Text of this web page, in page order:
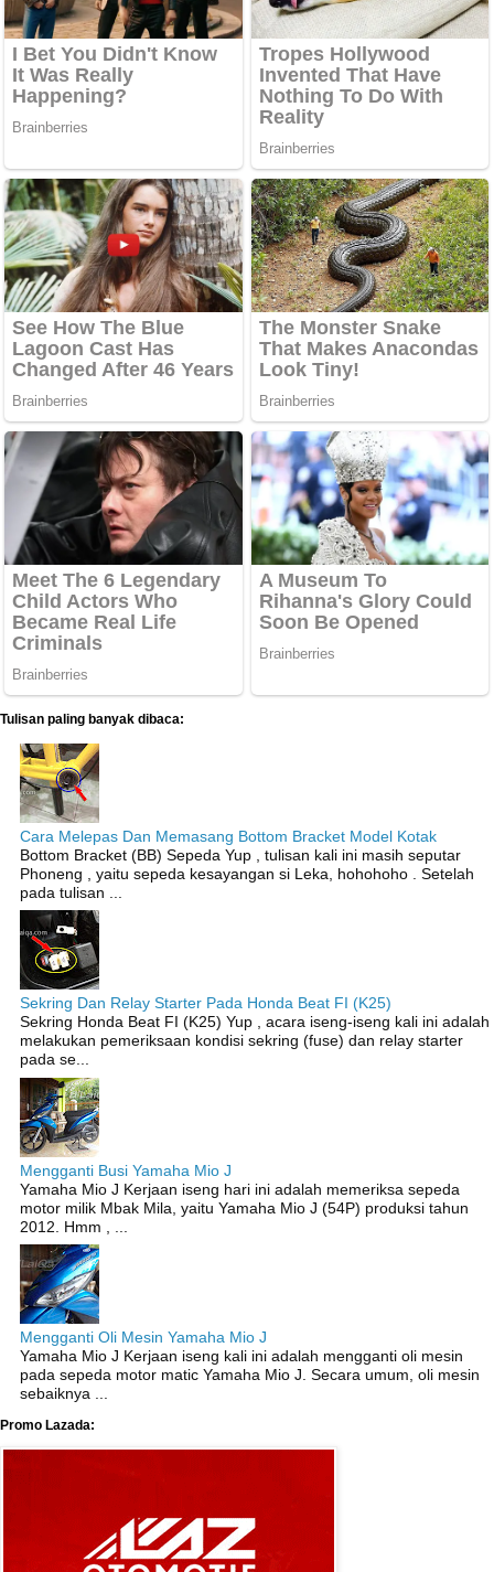
Tulisan paling banyak dibaca:
Cara Melepas Dan Memasang Bottom Bracket Model Kotak
Bottom Bracket (BB) Sepeda Yup , tulisan kali ini masih seputar
Phoneng , yaitu sepeda kesayangan si Leka, hohohoho . Setelah
pada tulisan ...
Sekring Dan Relay Starter Pada Honda Beat FI (K25)
Sekring Honda Beat FI (K25) Yup , acara iseng-iseng kali ini adalah
melakukan pemeriksaan kondisi sekring (fuse) dan relay starter
pada se...
Mengganti Busi Yamaha Mio J
Yamaha Mio J Kerjaan iseng hari ini adalah memeriksa sepeda
motor milik Mbak Mila, yaitu Yamaha Mio J (54P) produksi tahun
2012. Hmm , ...
Mengganti Oli Mesin Yamaha Mio J
Yamaha Mio J Kerjaan iseng kali ini adalah mengganti oli mesin
pada sepeda motor matic Yamaha Mio J. Secara umum, oli mesin
sebaiknya ...
Promo Lazada: